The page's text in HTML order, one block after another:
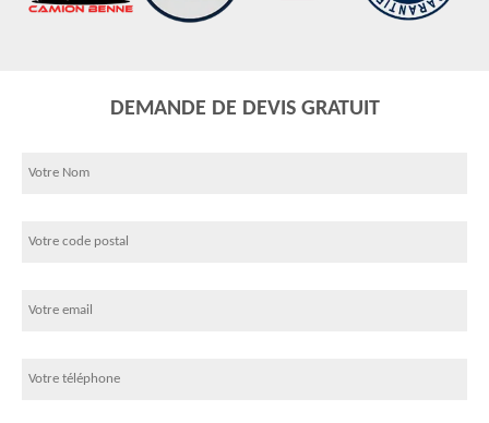
DEMANDE DE DEVIS GRATUIT